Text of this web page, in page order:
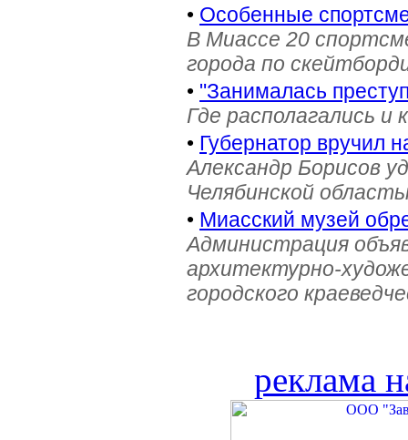
• Особенные
В Миассе 20
города по
• "Занималась
Где располагались и
• Губернатор вручил
Александр Борисов
Челябинской
• Миасский музей
Администрация
архитектурно-
городского
реклама